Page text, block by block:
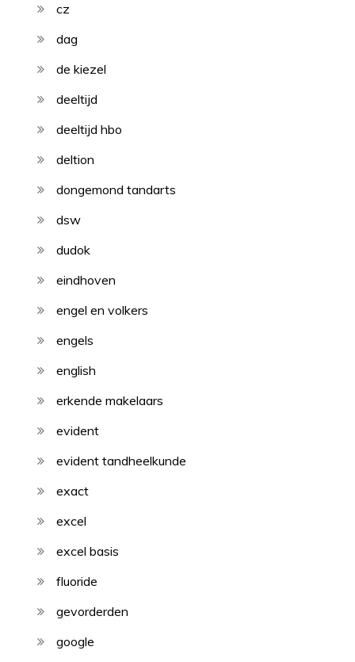
cz
dag
de kiezel
deeltijd
deeltijd hbo
deltion
dongemond tandarts
dsw
dudok
eindhoven
engel en volkers
engels
english
erkende makelaars
evident
evident tandheelkunde
exact
excel
excel basis
fluoride
gevorderden
google